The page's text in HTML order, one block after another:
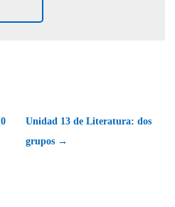
Unidad 13 de Literatura: dos
grupos →